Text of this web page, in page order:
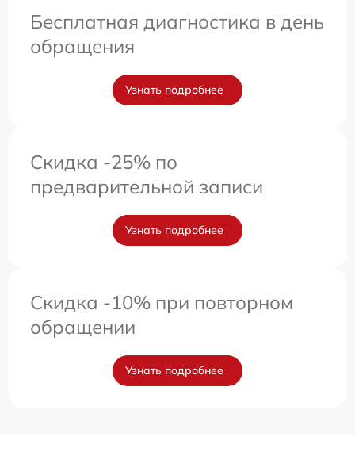
Бесплатная диагностика в день
обращения
Узнать подробнее
Скидка -25% по
предварительной записи
Узнать подробнее
Скидка -10% при повторном
обращении
Узнать подробнее